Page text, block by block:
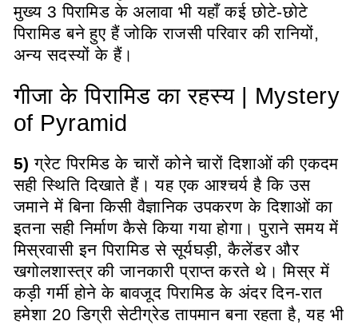
मुख्य 3 पिरामिड के अलावा भी यहाँ कई छोटे-छोटे
पिरामिड बने हुए हैं जोकि राजसी परिवार की रानियों,
अन्य सदस्यों के हैं।
गीजा के पिरामिड का रहस्य | Mystery
of Pyramid
5) ग्रेट पिरमिड के चारों कोने चारों दिशाओं की एकदम
सही स्थिति दिखाते हैं। यह एक आश्चर्य है कि उस
जमाने में बिना किसी वैज्ञानिक उपकरण के दिशाओं का
इतना सही निर्माण कैसे किया गया होगा। पुराने समय में
मिस्रवासी इन पिरामिड से सूर्यघड़ी, कैलेंडर और
खगोलशास्त्र की जानकारी प्राप्त करते थे। मिस्र में
कड़ी गर्मी होने के बावजूद पिरामिड के अंदर दिन-रात
हमेशा 20 डिग्री सेटीग्रेड तापमान बना रहता है, यह भी